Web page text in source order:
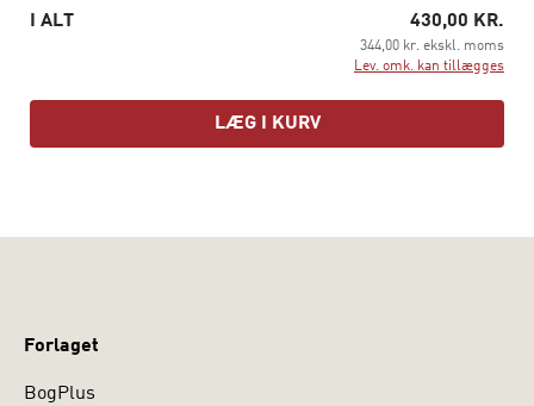
I ALT 430,00 KR.
344,00 kr. ekskl. moms
Lev. omk. kan tillægges
LÆG I KURV
Forlaget
BogPlus